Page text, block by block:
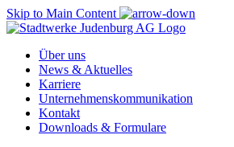
Skip to Main Content
Über uns
News & Aktuelles
Karriere
Unternehmenskommunikation
Kontakt
Downloads & Formulare